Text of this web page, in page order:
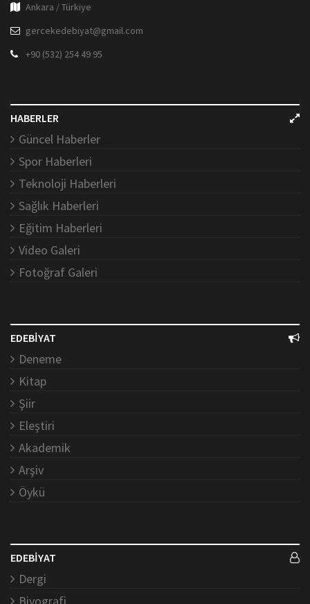
Ankara / Türkiye
gercekedebiyat@gmail.com
+90 (532) 254 49 95
HABERLER
Güncel Haberler
Spor Haberleri
Teknoloji Haberleri
Sağlık Haberleri
Eğitim Haberleri
Video Galeri
Fotoğraf Galeri
EDEBİYAT
Deneme
Kitap
Şiir
Eleştiri
Akademik
Arşiv
Öykü
EDEBİYAT
Dergi